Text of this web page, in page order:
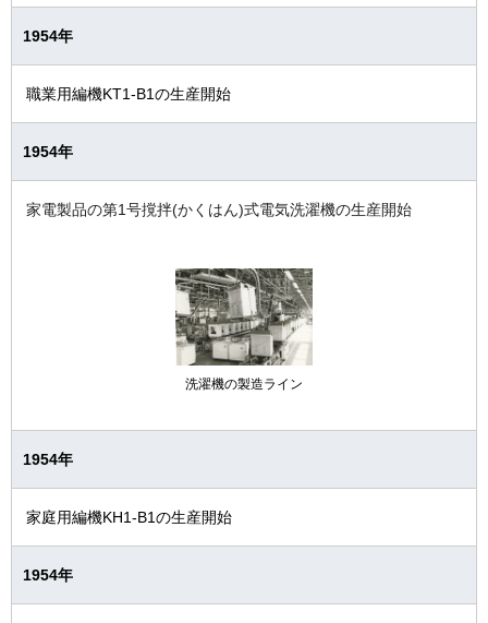
会社紹介映像
1954年
職業用編機KT1-B1の生産開始
1954年
家電製品の第1号撹拌(かくはん)式電気洗濯機の生産開始
洗濯機の製造ライン
1954年
家庭用編機KH1-B1の生産開始
1954年